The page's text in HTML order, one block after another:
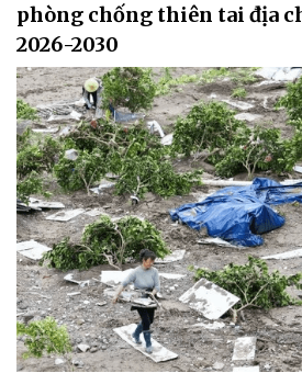
phòng chống thiên tai địa
2026-2030